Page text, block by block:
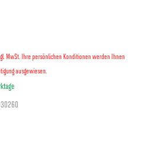
MwSt. Ihre persönlichen Konditionen werden Ihnen
ausgewiesen.